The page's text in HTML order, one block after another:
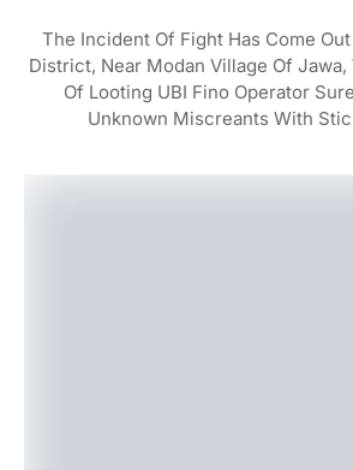
The Incident Of Fight Has Come
District, Near Modan Village Of
Of Looting UBI Fino Operator
Unknown Miscreants With